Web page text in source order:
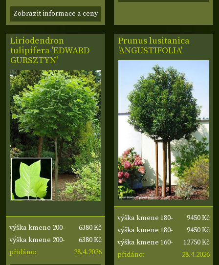
Zobrazit informace a ceny
Liriodendron
tulipifera 'EDWARD
GURSZTYN'
výška kmene 200-
210 cm, obvod
kmene 10-12 cm
6380 Kč
výška kmene 200-
210 cm, obvod
6380 Kč
přidáno:
28.4.2026
Prunus lusitanica
'ANGUSTIFOLIA'
výška kmene 180-
190 cm, obvod
kmene 8-10 cm,
šířka koruny 50-60
9450 Kč
výška kmene 180-
190 cm, obvod
kmene 8-10 cm,
9450 Kč
výška kmene 160-
170 cm, obvod
12750 Kč
přidáno:
28.4.2026